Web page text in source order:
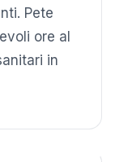
Pete
ore al
in